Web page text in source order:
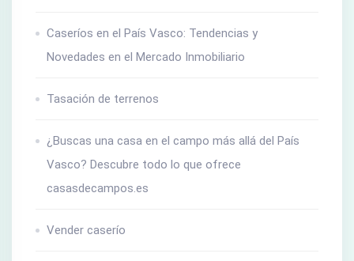
Caseríos en el País Vasco: Tendencias y
Novedades en el Mercado Inmobiliario
Tasación de terrenos
¿Buscas una casa en el campo más allá del País
Vasco? Descubre todo lo que ofrece
casasdecampos.es
Vender caserío